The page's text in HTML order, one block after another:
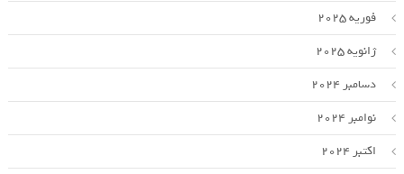
فوریه 2025
ژانویه 2025
دسامبر 2024
نوامبر 2024
اکتبر 2024